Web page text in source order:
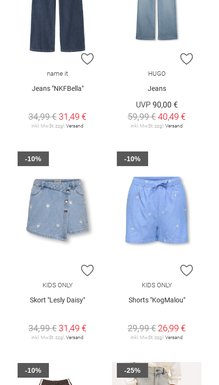
ZUR WUNSCHLISTE HINZUFÜGEN
name it
Jeans "NKFBella"
34,99 € 31,49 €
inkl. MwSt. zzgl.Versand
ZUR
HUGO
Jeans
UVP 90,00 €
59,99 €40,49 €
inkl. MwSt. zzgl.Versand
ZUR WUNSCHLISTE HINZUFÜGEN
KIDS ONLY
Skort "Lesly Daisy"
34,99 € 31,49 €
inkl. MwSt. zzgl. Versand
-10%
ZUR
KIDS ONLY
Shorts "KogMalou"
29,99 € 26,99 €
inkl. MwSt. zzgl. Versand
-10%
-10% -25%